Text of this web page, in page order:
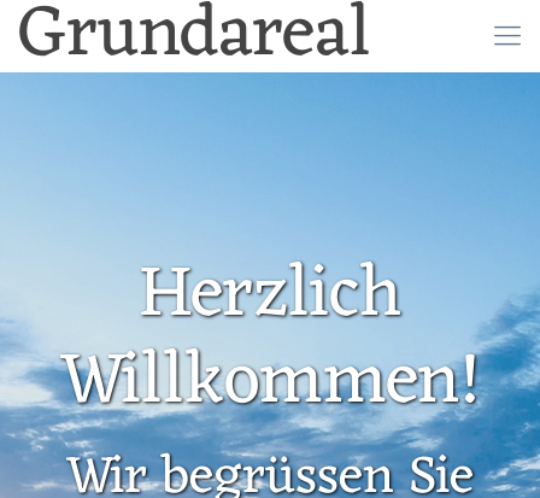
Grundareal
Herzlich
Willkommen!
Wir begrüssen Sie